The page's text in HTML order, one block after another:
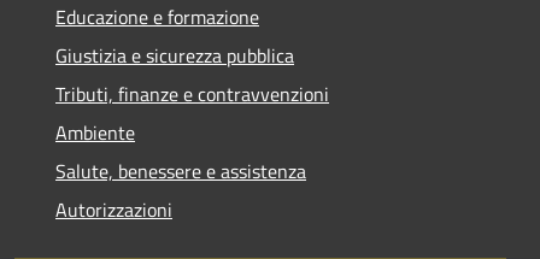
Educazione e formazione
Giustizia e sicurezza pubblica
Tributi, finanze e contravvenzioni
Ambiente
Salute, benessere e assistenza
Autorizzazioni